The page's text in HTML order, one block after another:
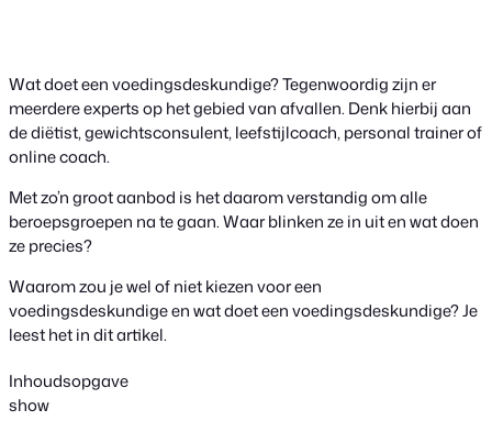
Wat doet een voedingsdeskundige? Tegenwoordig zijn er
meerdere experts op het gebied van afvallen. Denk hierbij aan
de diëtist, gewichtsconsulent, leefstijlcoach, personal trainer of
online coach.
Met zo’n groot aanbod is het daarom verstandig om alle
beroepsgroepen na te gaan. Waar blinken ze in uit en wat doen
ze precies?
Waarom zou je wel of niet kiezen voor een
voedingsdeskundige en wat doet een voedingsdeskundige? Je
leest het in dit artikel.
Inhoudsopgave
show